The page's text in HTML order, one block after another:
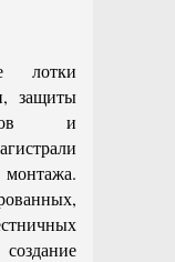
лотки
защиты
и